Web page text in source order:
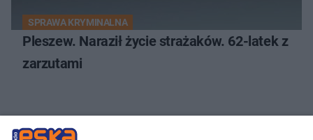
SPRAWA KRYMINALNA
Pleszew. Naraził życie strażaków. 62-latek z
zarzutami
NAJNOWSZE NEWSY: